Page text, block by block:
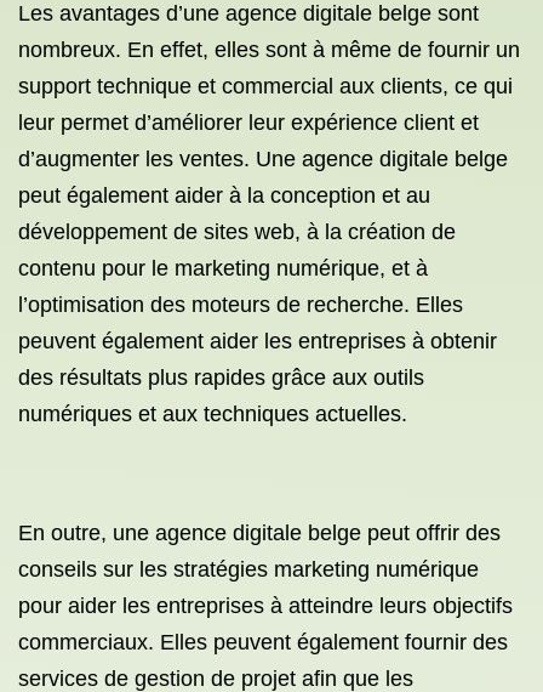
Les avantages d’une agence digitale belge sont
nombreux. En effet, elles sont à même de fournir un
support technique et commercial aux clients, ce qui
leur permet d’améliorer leur expérience client et
d’augmenter les ventes. Une agence digitale belge
peut également aider à la conception et au
développement de sites web, à la création de
contenu pour le marketing numérique, et à
l’optimisation des moteurs de recherche. Elles
peuvent également aider les entreprises à obtenir
des résultats plus rapides grâce aux outils
numériques et aux techniques actuelles.
En outre, une agence digitale belge peut offrir des
conseils sur les stratégies marketing numérique
pour aider les entreprises à atteindre leurs objectifs
commerciaux. Elles peuvent également fournir des
services de gestion de projet afin que les